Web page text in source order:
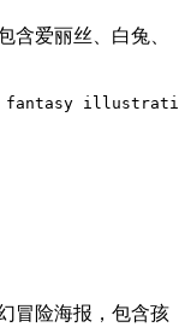
含爱丽丝、白兔、
冒险海报，包含孩